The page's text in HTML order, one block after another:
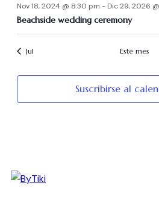
Nov 18, 2024 @ 8:30 pm - Dic 29, 2026
Beachside wedding ceremony
Jul Este mes
Suscribirse al